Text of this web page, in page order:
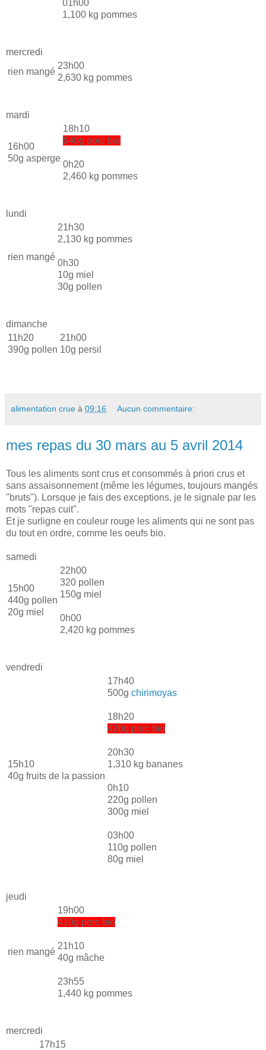
01h00
1,100 kg pommes
mercredi
rien mangé
23h00
2,630 kg pommes
mardi
16h00
50g asperge
18h10
640g porc bio
0h20
2,460 kg pommes
lundi
rien mangé
21h30
2,130 kg pommes
0h30
10g miel
30g pollen
dimanche
11h20
390g pollen
21h00
10g persil
alimentation crue à 09:16 Aucun commentaire:
mes repas du 30 mars au 5 avril 2014
Tous les aliments sont crus et consommés à priori crus et
sans assaisonnement (même les légumes, toujours mangés
"bruts"). Lorsque je fais des exceptions, je le signale par les
mots "repas cuit".
Et je surligne en couleur rouge les aliments qui ne sont pas
du tout en ordre, comme les oeufs bio.
samedi
15h00
440g pollen
20g miel
22h00
320 pollen
150g miel
0h00
2,420 kg pommes
vendredi
15h10
40g fruits de la passion
17h40
500g chirimoyas
18h20
420g porc bio
20h30
1,310 kg bananes
0h10
220g pollen
300g miel
03h00
110g pollen
80g miel
jeudi
rien mangé
19h00
410g porc bio
21h10
40g mâche
23h55
1,440 kg pommes
mercredi
17h15